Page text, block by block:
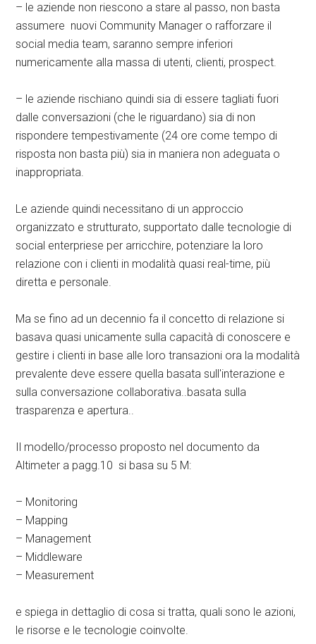
– le aziende non riescono a stare al passo, non basta
assumere nuovi Community Manager o rafforzare il
social media team, saranno sempre inferiori
numericamente alla massa di utenti, clienti, prospect.
– le aziende rischiano quindi sia di essere tagliati fuori
dalle conversazioni (che le riguardano) sia di non
rispondere tempestivamente (24 ore come tempo di
risposta non basta più) sia in maniera non adeguata o
inappropriata.
Le aziende quindi necessitano di un approccio
organizzato e strutturato, supportato dalle tecnologie di
social enterpriese per arricchire, potenziare la loro
relazione con i clienti in modalità quasi real-time, più
diretta e personale.
Ma se fino ad un decennio fa il concetto di relazione si
basava quasi unicamente sulla capacità di conoscere e
gestire i clienti in base alle loro transazioni ora la modalità
prevalente deve essere quella basata sull'interazione e
sulla conversazione collaborativa..basata sulla
trasparenza e apertura..
Il modello/processo proposto nel documento da
Altimeter a pagg.10 si basa su 5 M:
– Monitoring
– Mapping
– Management
– Middleware
– Measurement
e spiega in dettaglio di cosa si tratta, quali sono le azioni,
le risorse e le tecnologie coinvolte.